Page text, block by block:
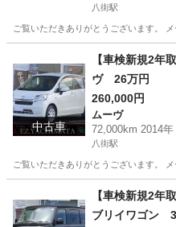
八街駅
ご覧いただきありがとうございま
八街駅 N-WGN
中古車
【車検新規2
ヴ 26万円
260,000円
ムーヴ
72,000km 2014年
八街駅
ご覧いただきありがとうございま
八街駅 ムーヴ
【車検新規2
ブリイワゴン